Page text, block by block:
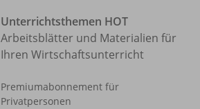
Unterrichtsthemen HOT
Arbeitsblätter und Materialien für
Ihren Wirtschaftsunterricht
Premiumabonnement für
Privatpersonen